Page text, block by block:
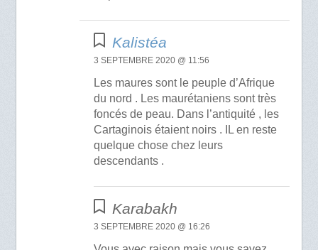
Kalistéa
3 SEPTEMBRE 2020 @ 11:56
Les maures sont le peuple d’Afrique
du nord . Les maurétaniens sont très
foncés de peau. Dans l’antiquité , les
Cartaginois étaient noirs . IL en reste
quelque chose chez leurs
descendants .
Karabakh
3 SEPTEMBRE 2020 @ 16:26